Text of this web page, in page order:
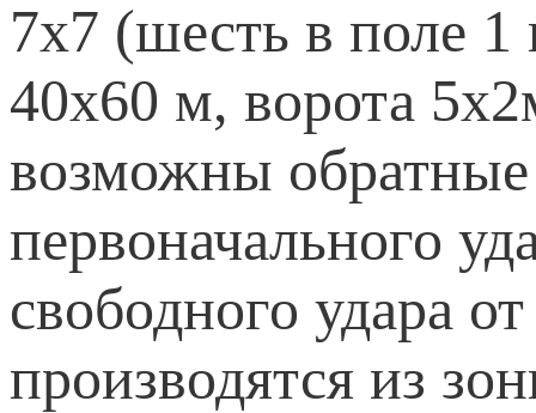
7х7 (шесть в поле
40х60 м, ворота
возможны
первоначального
свободного удара
производятся из